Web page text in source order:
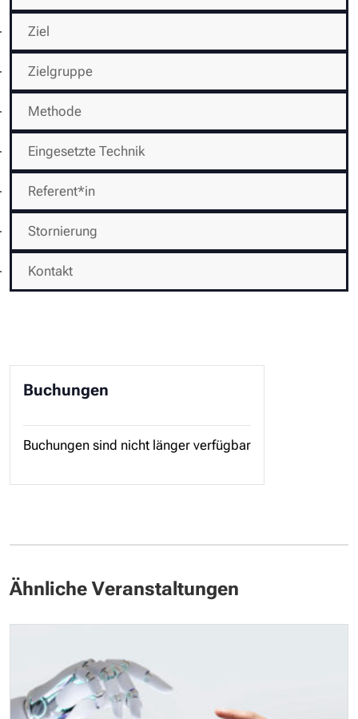
Ziel
Zielgruppe
Methode
Eingesetzte Technik
Referent*in
Stornierung
Kontakt
Buchungen
Buchungen sind nicht länger verfügbar
Ähnliche Veranstaltungen